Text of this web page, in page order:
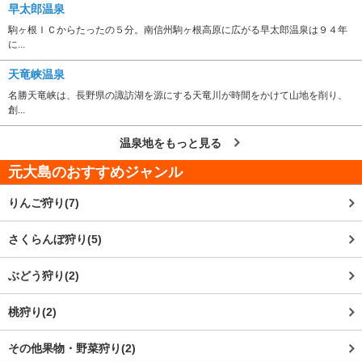
早太郎温泉
駒ヶ根ＩＣからたったの５分。南信州駒ヶ根高原に広がる早太郎温泉は９４年
に...
天竜峡温泉
名勝天竜峡は、長野県の諏訪湖を源にする天竜川が時間をかけて山地を削り、
創...
温泉地をもっと見る
元大島のおすすめジャンル
りんご狩り(7)
さくらんぼ狩り(5)
ぶどう狩り(2)
桃狩り(2)
その他果物・野菜狩り(2)